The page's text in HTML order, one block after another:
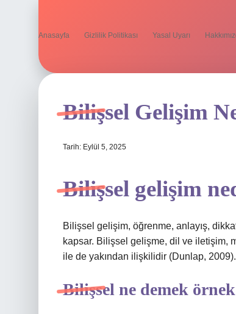
Anasayfa Gizlilik Politikası Yasal Uyarı
Bilişsel Gelişim
Tarih: Eylül 5, 2025
Bilişsel gelişim
Bilişsel gelişim, öğrenme, anlayış,
kapsar. Bilişsel gelişme, dil ve iletişim,
ile de yakından ilişkilidir (Dunlap, 2009).
Bilişsel ne demek